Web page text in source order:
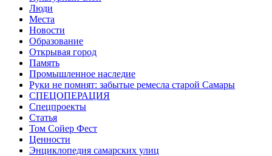
Люди
Места
Новости
Образование
Открывая город
Память
Промышленное наследие
Руки не помнят: забытые ремесла старой Самары
СПЕЦОПЕРАЦИЯ
Спецпроекты
Статья
Том Сойер Фест
Ценности
Энциклопедия самарских улиц